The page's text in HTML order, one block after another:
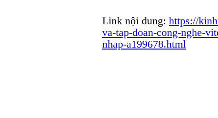
Link nội dung: https://
va-tap-doan-cong-nghe-
nhap-a199678.html